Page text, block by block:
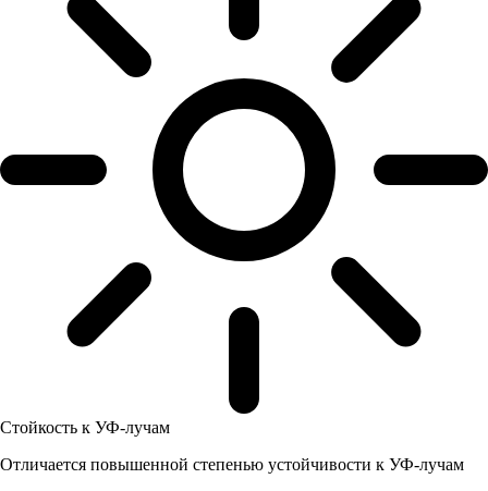
Стойкость к УФ-лучам
Отличается повышенной степенью устойчивости к УФ-лучам